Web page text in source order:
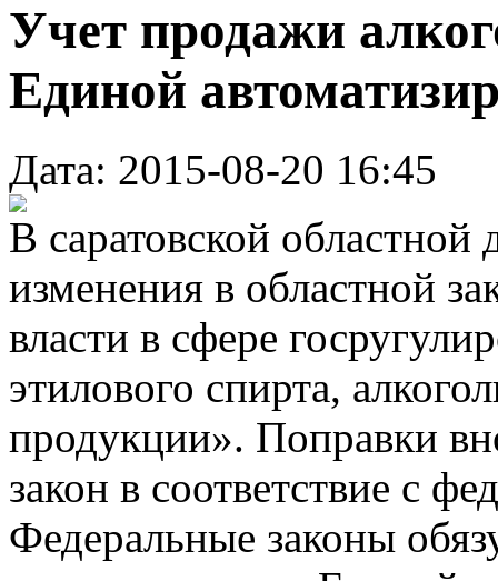
Учет продажи
Единой
Дата: 2015-08-20 16:45
В саратовской областной
изменения в областной
власти в сфере
этилового спирта,
продукции». Поправки
закон в соответствие с
Федеральные законы